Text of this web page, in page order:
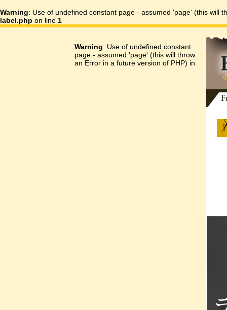
Warning: Use of undefined constant page - assumed 'page' (this will
label.php on line 1
Warning: Use of undefined constant
page - assumed 'page' (this will throw
an Error in a future version of PHP) in